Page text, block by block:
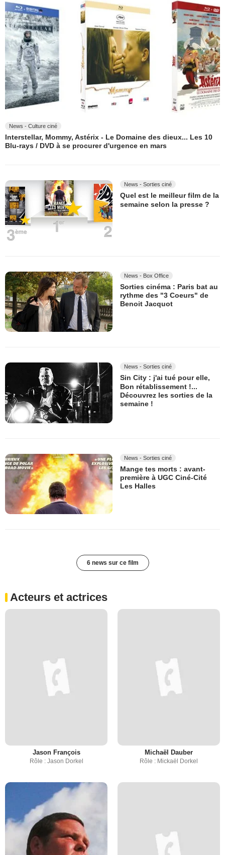
News - Culture ciné
Interstellar, Mommy, Astérix - Le Domaine des dieux... Les 10
Blu-rays / DVD à se procurer d'urgence en mars
News - Sorties ciné
Quel est le meilleur film de la
semaine selon la presse ?
News - Box Office
Sorties cinéma : Paris bat au
rythme des "3 Coeurs" de
Benoit Jacquot
News - Sorties ciné
Sin City : j'ai tué pour elle,
Bon rétablissement !...
Découvrez les sorties de la
semaine !
News - Sorties ciné
Mange tes morts : avant-
première à UGC Ciné-Cité
Les Halles
6 news sur ce film
Acteurs et actrices
Jason François
Rôle : Jason Dorkel
Michaël Dauber
Rôle : Mickaël Dorkel